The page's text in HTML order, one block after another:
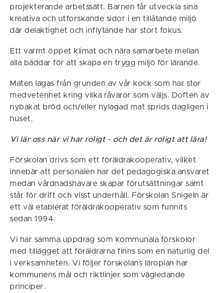
projekterande arbetssätt. Barnen får utveckla sina
kreativa och utforskande sidor i en tillåtande miljö
där delaktighet och inflytande har stort fokus.
Ett varmt öppet klimat och nära samarbete mellan
alla bäddar för att skapa en trygg miljö för lärande.
Maten lagas från grunden av vår kock som har stor
medvetenhet kring vilka råvaror som väljs. Doften av
nybakat bröd och/eller nylagad mat sprids dagligen i
huset.
Vi lär oss när vi har roligt - och det är roligt att lära!
Förskolan drivs som ett föräldrakooperativ, vilket
innebär att personalen har det pedagogiska ansvaret
medan vårdnadshavare skapar förutsättningar samt
står för drift och visst underhåll. Förskolan Snigeln är
ett väl etablerat föräldrakooperativ som funnits
sedan 1994.
Vi har samma uppdrag som kommunala förskolor
med tillägget att föräldrarna finns som en naturlig del
i verksamheten. Vi följer förskolans läroplan har
kommunens mål och riktlinjer som vägledande
principer.